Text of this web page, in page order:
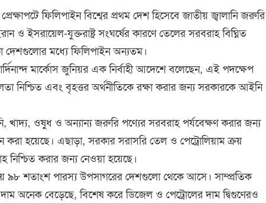
ফিলিপাইন বিশ্বের প্রথম দেশ হিসেবে জাতীয় জ্বালানি জরুরি
ও ইসরায়েল-যুক্তরাষ্ট্র সংঘর্ষের কারণে তেলের সরবরাহ বিঘ্নিত
দেশগুলোর মধ্যে ফিলিপাইন অন্যতম।
মার্কোস জুনিয়র এক নির্বাহী আদেশে বলেছেন, এই পদক্ষেপ
নিশ্চিত এবং বৃহত্তর অর্থনীতিকে রক্ষা করার জন্য সরকারকে আইনি
খাদ্য, ওষুধ ও অন্যান্য জরুরি পণ্যের সরবরাহ পর্যবেক্ষণ করার জন্য
করা হয়েছে। এছাড়া, সরকার সরাসরি তেল ও পেট্রোলিয়াম ক্রয়
নিশ্চিত করার জন্য নেওয়া হয়েছে।
৯৮ শতাংশ পারস্য উপসাগরের দেশগুলো থেকে আসে। সাম্প্রতিক
অনেক বেড়েছে, বিশেষ করে ডিজেল ও পেট্রোলের দাম দ্বিগুণেরও